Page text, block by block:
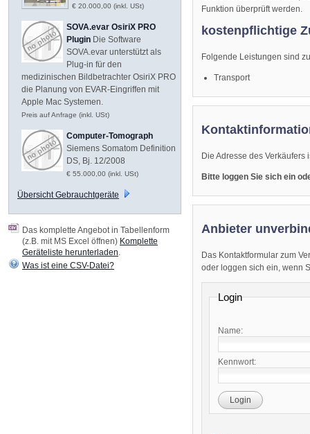
Funktion überprüft werden.
kostenpflichtige
Folgende Leistungen sind
Transport
Die Adresse des
Bitte loggen Sie sich ein
Anbieter
Das Kontaktformular zum
oder loggen sich ein, wenn
Login
Name:
Kennwort:
Login
€ 20.000,00 (inkl. USt)
SOVA.evar OsiriX PRO
Plugin Die Software
SOVA.evar unterstützt als
Plug-in für den
medizinischen Bildbetrachter OsiriX PRO
die Planung von EVAR-Eingriffen mit
Apple Mac Systemen.
Preis auf Anfrage (inkl. USt)
Computer-Tomograph
Siemens Somatom Definition
DS, Bj. 12/2008
€ 55.000,00 (inkl. USt)
Übersicht Gebrauchtgeräte
Das komplette Angebot in Tabellenform
(z.B. mit MS Excel öffnen) Komplette
Geräteliste herunterladen
Was ist eine CSV-Datei?